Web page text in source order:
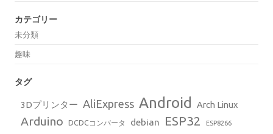
カテゴリー
未分類
趣味
タグ
3Dプリンター AliExpress Android Arch Linux
Arduino DCDCコンバータ debian ESP32 ESP8266